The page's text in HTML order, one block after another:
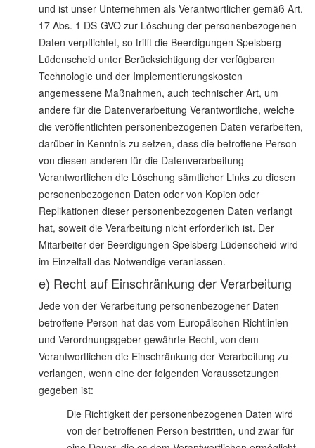
und ist unser Unternehmen als Verantwortlicher gemäß Art.
17 Abs. 1 DS-GVO zur Löschung der personenbezogenen
Daten verpflichtet, so trifft die Beerdigungen Spelsberg
Lüdenscheid unter Berücksichtigung der verfügbaren
Technologie und der Implementierungskosten
angemessene Maßnahmen, auch technischer Art, um
andere für die Datenverarbeitung Verantwortliche, welche
die veröffentlichten personenbezogenen Daten verarbeiten,
darüber in Kenntnis zu setzen, dass die betroffene Person
von diesen anderen für die Datenverarbeitung
Verantwortlichen die Löschung sämtlicher Links zu diesen
personenbezogenen Daten oder von Kopien oder
Replikationen dieser personenbezogenen Daten verlangt
hat, soweit die Verarbeitung nicht erforderlich ist. Der
Mitarbeiter der Beerdigungen Spelsberg Lüdenscheid wird
im Einzelfall das Notwendige veranlassen.
e) Recht auf Einschränkung der Verarbeitung
Jede von der Verarbeitung personenbezogener Daten
betroffene Person hat das vom Europäischen Richtlinien-
und Verordnungsgeber gewährte Recht, von dem
Verantwortlichen die Einschränkung der Verarbeitung zu
verlangen, wenn eine der folgenden Voraussetzungen
gegeben ist:
Die Richtigkeit der personenbezogenen Daten wird
von der betroffenen Person bestritten, und zwar für